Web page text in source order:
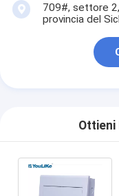
709#, settore
provincia del
Ottieni